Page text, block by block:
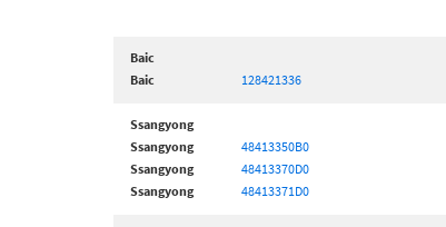
Baic
Baic
128421336
Ssangyong
Ssangyong
48413350B0
Ssangyong
48413370D0
Ssangyong
48413371D0